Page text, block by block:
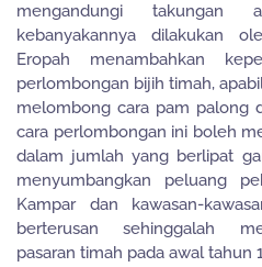
mengandungi takungan
kebanyakannya dilakukan
Eropah menambahkan
perlombongan bijih timah,
melombong cara pam palong
cara perlombongan ini boleh
dalam jumlah yang berlipat
menyumbangkan peluang
Kampar dan kawasan-
berterusan sehinggalah
pasaran timah pada awal tahun